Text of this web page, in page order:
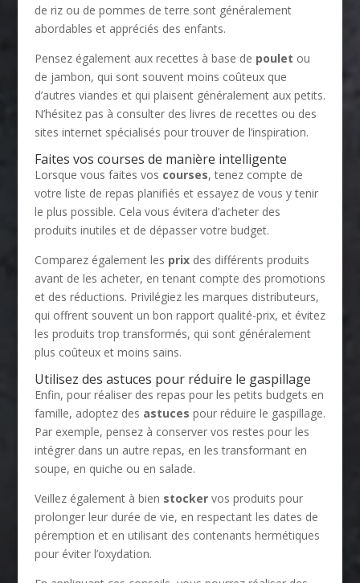
de riz ou de pommes de terre sont généralement
abordables et appréciés des enfants.
Pensez également aux recettes à base de poulet ou
de jambon, qui sont souvent moins coûteux que
d’autres viandes et qui plaisent généralement aux petits.
N’hésitez pas à consulter des livres de recettes ou des
sites internet spécialisés pour trouver de l’inspiration.
Faites vos courses de manière intelligente
Lorsque vous faites vos courses, tenez compte de
votre liste de repas planifiés et essayez de vous y tenir
le plus possible. Cela vous évitera d’acheter des
produits inutiles et de dépasser votre budget.
Comparez également les prixdes différents produits
avant de les acheter, en tenant compte des promotions
et des réductions. Privilégiez les marques distributeurs,
qui offrent souvent un bon rapport qualité-prix, et évitez
les produits trop transformés, qui sont généralement
plus coûteux et moins sains.
Utilisez des astuces pour réduire le gaspillage
Enfin, pour réaliser des repas pour les petits budgets en
famille, adoptez des astuces pour réduire le gaspillage.
Par exemple, pensez à conserver vos restes pour les
intégrer dans un autre repas, en les transformant en
soupe, en quiche ou en salade.
Veillez également à bien stockervos produits pour
prolonger leur durée de vie, en respectant les dates de
péremption et en utilisant des contenants hermétiques
pour éviter l’oxydation.